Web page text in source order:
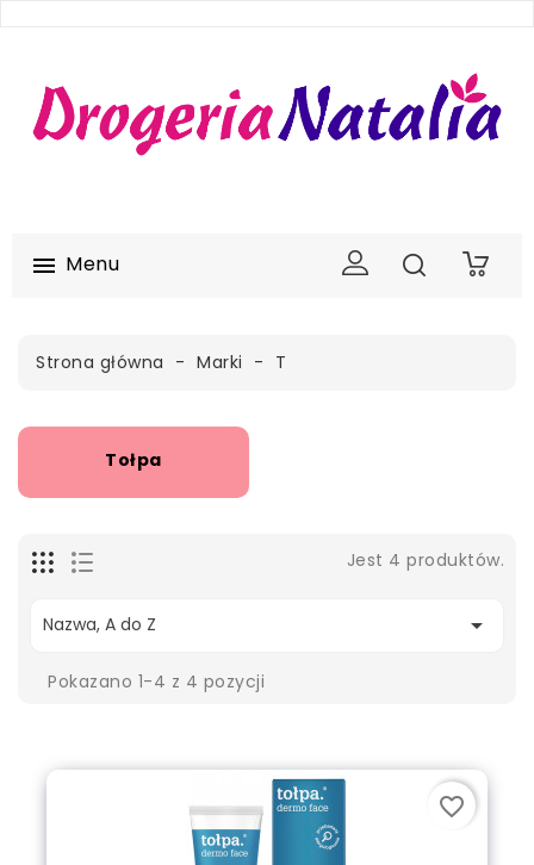
 Menu 0
Strona główna Marki T
Tołpa
Jest 4 produktów.
Nazwa, A do Z 
Pokazano 1-4 z 4 pozycji
favorite_border